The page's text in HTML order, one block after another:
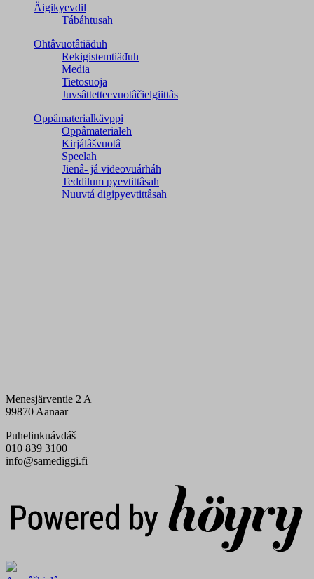
Äigikyevdil
Tábáhtusah
Ohtâvuotâtiäđuh
Rekigistemtiäđuh
Media
Tietosuoja
Juvsâttetteevuotâčielgiittâs
Oppâmaterialkävppi
Oppâmaterialeh
Kirjálâšvuotâ
Speelah
Jienâ- já videovuárháh
Teddilum pyevtittâsah
Nuuvtá digipyevtittâsah
Menesjärventie 2 A
99870 Aanaar
Puhelinkuávdáš
010 839 3100
info@samediggi.fi